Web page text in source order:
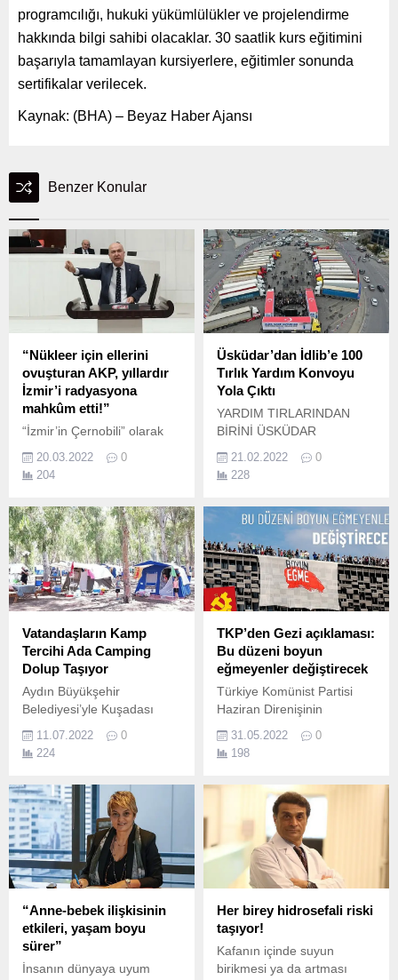
programcılığı, hukuki yükümlülükler ve projelendirme
hakkında bilgi sahibi olacaklar. 30 saatlik kurs eğitimini
başarıyla tamamlayan kursiyerlere, eğitimler sonunda
sertifikalar verilecek.
Kaynak: (BHA) – Beyaz Haber Ajansı
Benzer Konular
“Nükleer için ellerini
ovuşturan AKP, yıllardır
İzmir’i radyasyona
mahkûm etti!”
“İzmir’in Çernobili” olarak
anılan nükleer atıkların
bulunduğu Gaziemir’deki
eski kurşun fabrikasını bir
CHP İzmir Milletvekili Murat
Bakan, Meclis’te araştırma
komisyonu kurulmasını
istedi.
20.03.2022
0
204
Üsküdar’dan İdlib’e 100
Tırlık Yardım Konvoyu
Yola Çıktı
YARDIM TIRLARINDAN
BİRİNİ ÜSKÜDAR
BELEDİYE BAŞKANI HİLMİ
TÜRKMEN KULLANDI
Üsküdar'dan İdlib'e 100
çıktı Yardım tırları
Üsküdar'dan İdlib'e dualarla
uğurlandı.
21.02.2022
0
228
Vatandaşların Kamp
Tercihi Ada Camping
Dolup Taşıyor
Aydın Büyükşehir
Belediyesi’yle Kuşadası
anlayışıyla işlettiği Ada
Camping, vatandaşların
yüz binlerce misafirin
ağırlandığı Türkiye'nin
önemli turizm
merkezlerinden olan
Kuşadası, yeni turizm
alternatifleriyle de cazibe
merkezlerinden birisi
olmaya devam ediyor.
11.07.2022
0
224
TKP’den Gezi açıklaması:
Bu düzeni boyun
eğmeyenler değiştirecek
Türkiye Komünist Partisi
Haziran Direnişinin
bir açıklama yayımladı.
31.05.2022
0
198
“Anne-bebek ilişkisinin
etkileri, yaşam boyu
sürer”
İnsanın dünyaya uyum
Her birey hidrosefali riski
taşıyor!
Kafanın içinde suyun
birikmesi ya da artması